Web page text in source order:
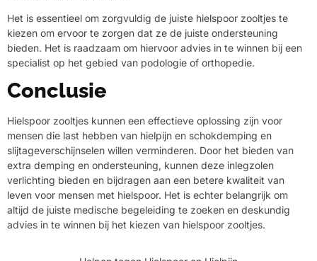
Het is essentieel om zorgvuldig de juiste hielspoor zooltjes te
kiezen om ervoor te zorgen dat ze de juiste ondersteuning
bieden. Het is raadzaam om hiervoor advies in te winnen bij een
specialist op het gebied van podologie of orthopedie.
Conclusie
Hielspoor zooltjes kunnen een effectieve oplossing zijn voor
mensen die last hebben van hielpijn en schokdemping en
slijtageverschijnselen willen verminderen. Door het bieden van
extra demping en ondersteuning, kunnen deze inlegzolen
verlichting bieden en bijdragen aan een betere kwaliteit van
leven voor mensen met hielspoor. Het is echter belangrijk om
altijd de juiste medische begeleiding te zoeken en deskundig
advies in te winnen bij het kiezen van hielspoor zooltjes.